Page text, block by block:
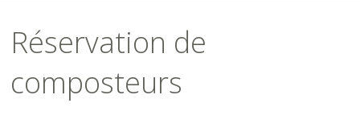
Réservation de
composteurs